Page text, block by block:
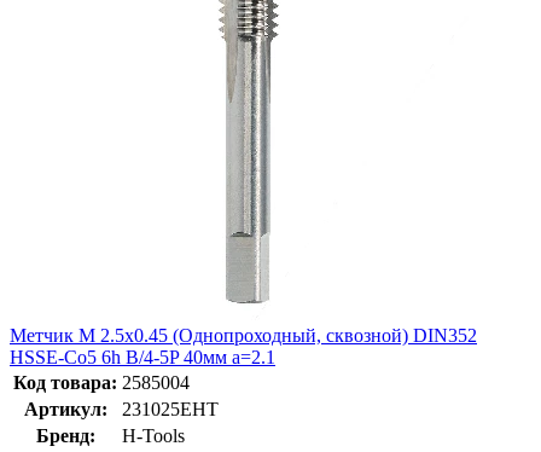
Метчик М 2.5х0.45 (Однопроходный, сквозной) DIN352
HSSE-Co5 6h B/4-5P 40мм a=2.1
Код товара: 2585004
Артикул:
231025EHT
Бренд:
H-Tools